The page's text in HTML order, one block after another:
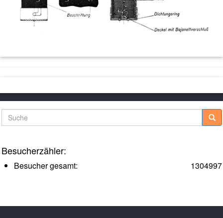
Suche
Besucherzähler:
1304997
Besucher gesamt: